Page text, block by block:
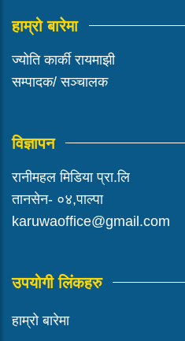
हाम्रो बारेमा
ज्योति कार्की रायमाझी
सम्पादक/ सञ्चालक
विज्ञापन
रानीमहल मिडिया प्रा.लि
तानसेन- ०४,पाल्पा
karuwaoffice@gmail.com
उपयोगी लिंकहरु
हाम्रो बारेमा